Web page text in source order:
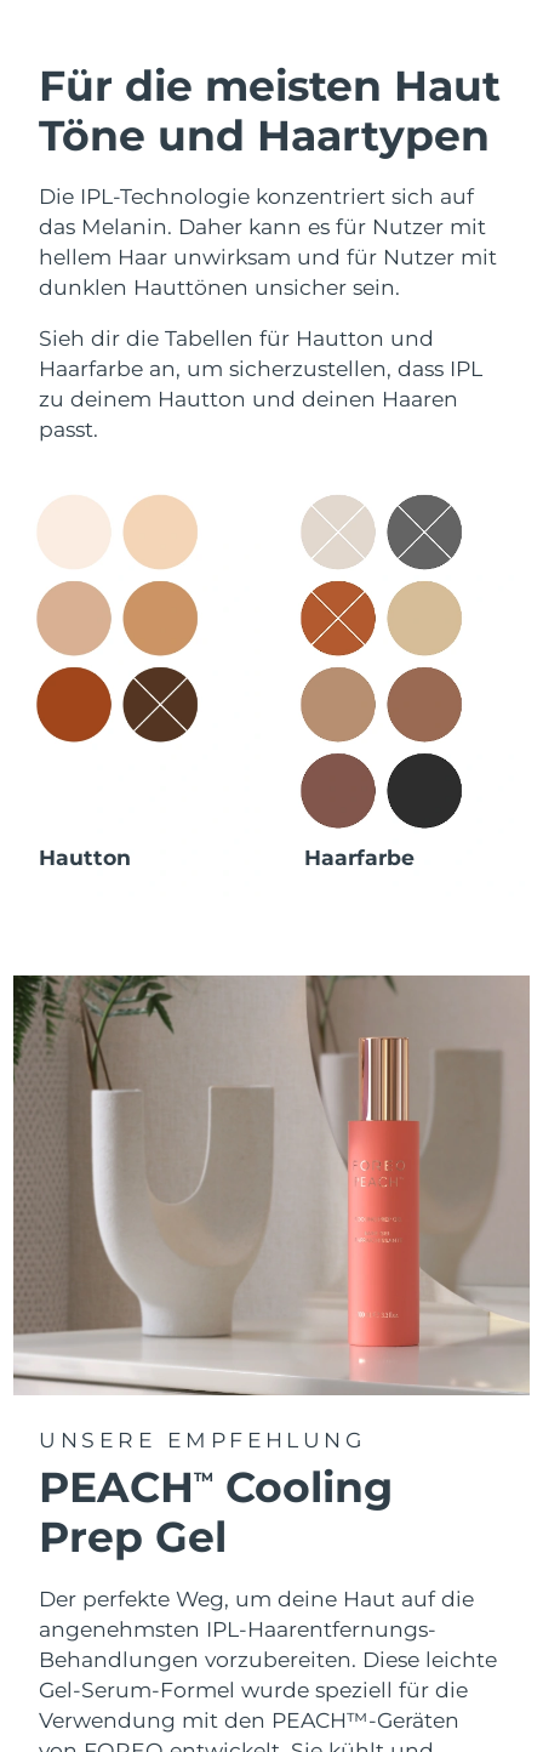
Für die meisten Haut
Töne und Haartypen
Die IPL-Technologie konzentriert sich auf
das Melanin. Daher kann es für Nutzer mit
hellem Haar unwirksam und für Nutzer mit
dunklen Hauttönen unsicher sein.
Sieh dir die Tabellen für Hautton und
Haarfarbe an, um sicherzustellen, dass IPL
zu deinem Hautton und deinen Haaren
passt.
Hautton Haarfarbe
UNSERE EMPFEHLUNG
PEACHTM
Cooling
Prep Gel
Der perfekte Weg, um deine Haut auf die
angenehmsten IPL-Haarentfernungs-
Behandlungen vorzubereiten. Diese leichte
Gel-Serum-Formel wurde speziell für die
Verwendung mit den PEACH™-Geräten